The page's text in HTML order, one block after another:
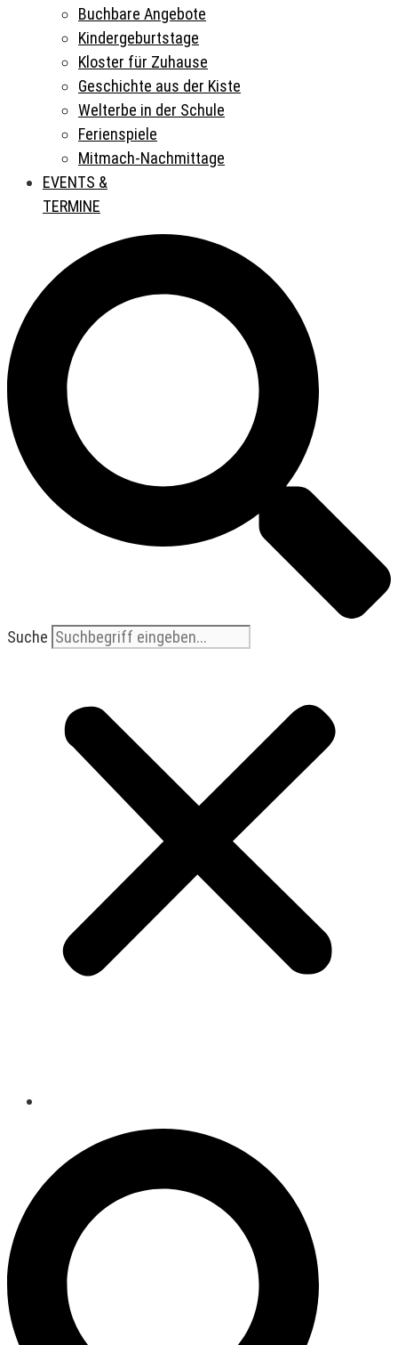
Buchbare Angebote
Kindergeburtstage
Kloster für Zuhause
Geschichte aus der Kiste
Welterbe in der Schule
Ferienspiele
Mitmach-Nachmittage
EVENTS &
TERMINE
Suche